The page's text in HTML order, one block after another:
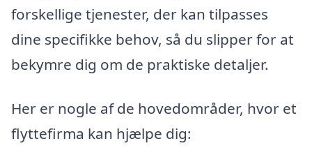
forskellige tjenester, der kan tilpasses
dine specifikke behov, så du slipper for at
bekymre dig om de praktiske detaljer.
Her er nogle af de hovedområder, hvor et
flyttefirma kan hjælpe dig: